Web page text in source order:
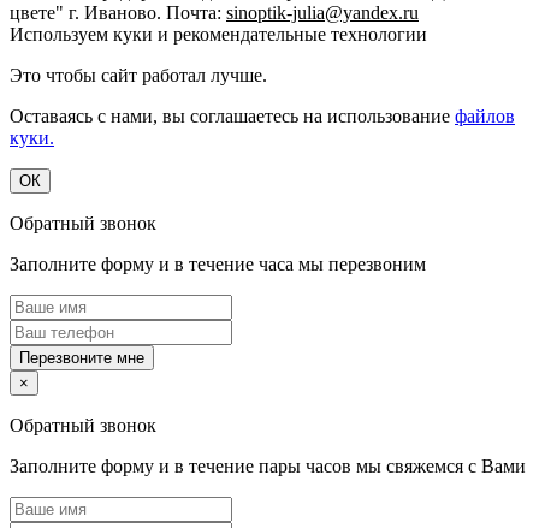
цвете" г. Иваново. Почта: sinoptik-julia@yandex.ru
Используем куки и рекомендательные технологии
Это чтобы сайт работал лучше.
Оставаясь с нами, вы соглашаетесь на использование файлов
куки.
ОК
Обратный звонок
Заполните форму и в течение часа мы перезвоним
Перезвоните мне
×
Обратный звонок
Заполните форму и в течение пары часов мы свяжемся с Вами